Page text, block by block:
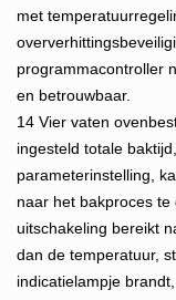
met
programmacontroller
en betrouwbaar.
14 Vier vaten
ingesteld totale
parameterinstelling,
naar het bakproces
uitschakeling bereikt
dan de temperatuur,
indicatielampje